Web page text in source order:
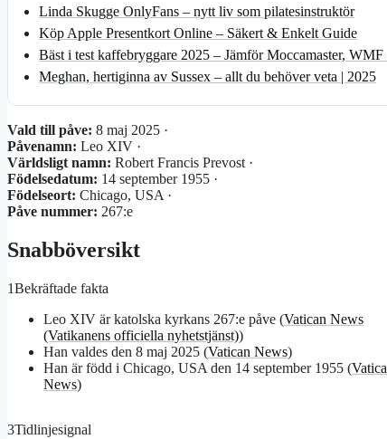
Linda Skugge OnlyFans – nytt liv som pilatesinstruktör
Köp Apple Presentkort Online – Säkert & Enkelt Guide
Bäst i test kaffebryggare 2025 – Jämför Moccamaster,
Meghan, hertiginna av Sussex – allt du behöver veta | 2025
Vald till påve: 8 maj 2025 ·
Påvenamn: Leo XIV ·
Världsligt namn: Robert Francis Prevost ·
Födelsedatum: 14 september 1955 ·
Födelseort: Chicago, USA ·
Påve nummer: 267:e
Snabböversikt
1Bekräftade fakta
Leo XIV är katolska kyrkans 267:e påve (Vatican News
(Vatikanens officiella nyhetstjänst))
Han valdes den 8 maj 2025 (Vatican News)
Han är född i Chicago, USA den 14 september 1955 (
News)
3Tidlinjesignal